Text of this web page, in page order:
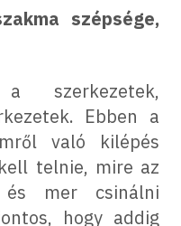
szépsége,
szerkezetek,
Ebben a
való kilépés
telnie, mire az
mer csinálni
hogy addig